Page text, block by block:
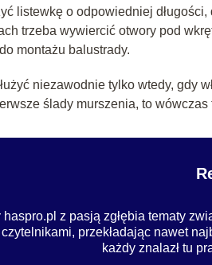
listewkę o odpowiedniej
trzeba wywiercić otwory pod
montażu balustrady.
niezawodnie tylko wtedy, gdy
ślady murszenia, to
haspro.pl z pasją zgłębia tematy
przekładając nawet
każdy znalazł tu